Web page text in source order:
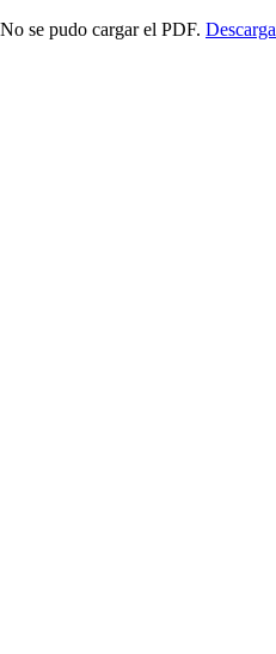
No se pudo cargar el PDF.